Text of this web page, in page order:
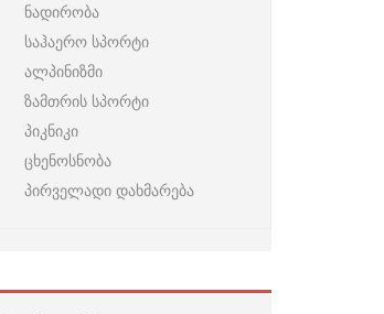
ნადირობა
საჰაერო სპორტი
ალპინიზმი
ზამთრის სპორტი
პიკნიკი
ცხენოსნობა
პირველადი დახმარება